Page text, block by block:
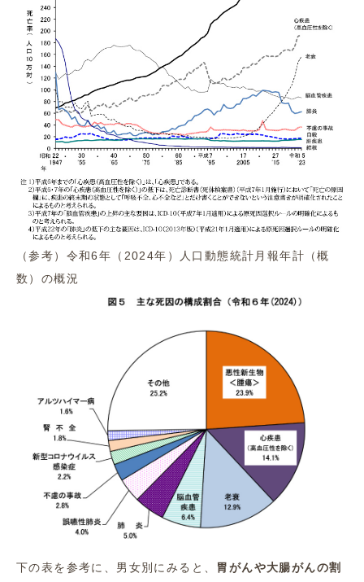
（参考）令和6年（2024年）人口動態統計月報年計（概
数）の概況
下の表を参考に、男女別にみると、 胃がんや大腸がんの割